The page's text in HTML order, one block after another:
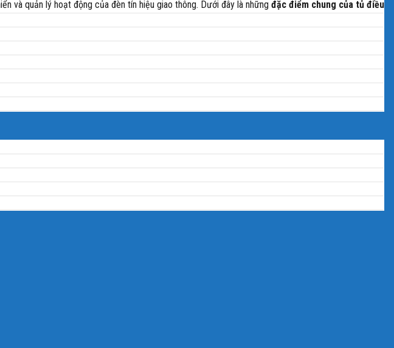
và quản lý hoạt động của đèn tín hiệu giao thông. Dưới đây là những đặc điểm chung của tủ điều